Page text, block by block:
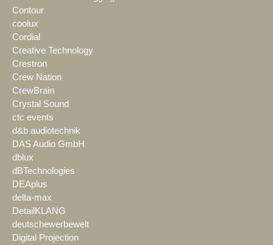
Contour
coolux
Cordial
Creative Technology
Crestron
Crew Nation
CrewBrain
Crystal Sound
ctc events
d&b audiotechnik
DAS Audio GmbH
dblux
dBTechnologies
DEAplus
delta-max
DetailKLANG
deutschewerbewelt
Digital Projection